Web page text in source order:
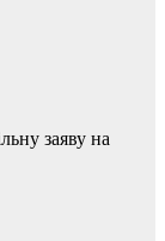
заяву на